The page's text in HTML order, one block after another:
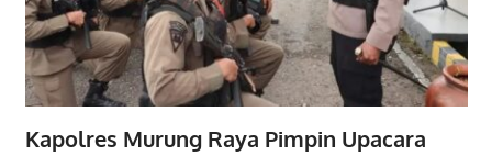
Kapolres Murung Raya Pimpin Upacara